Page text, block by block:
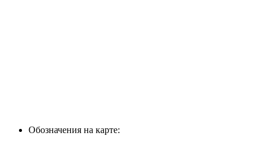
Обозначения на карте: